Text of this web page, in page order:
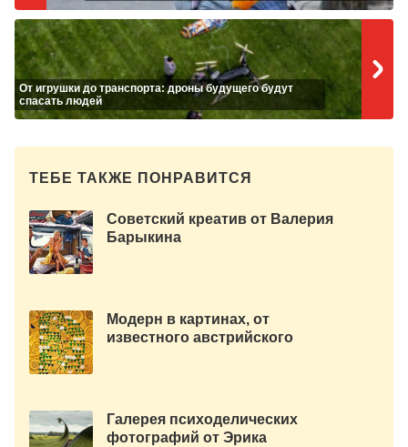
От игрушки до транспорта: дроны будущего будут
спасать людей
ТЕБЕ ТАКЖЕ ПОНРАВИТСЯ
Советский креатив от Валерия
Барыкина
Модерн в картинах, от
известного австрийского
Галерея психоделических
фотографий от Эрика